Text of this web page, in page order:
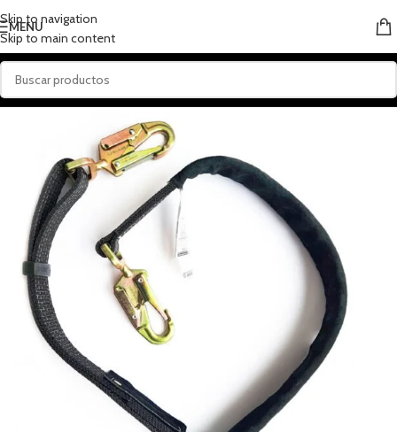
Skip to navigation
Skip to main content
MENU